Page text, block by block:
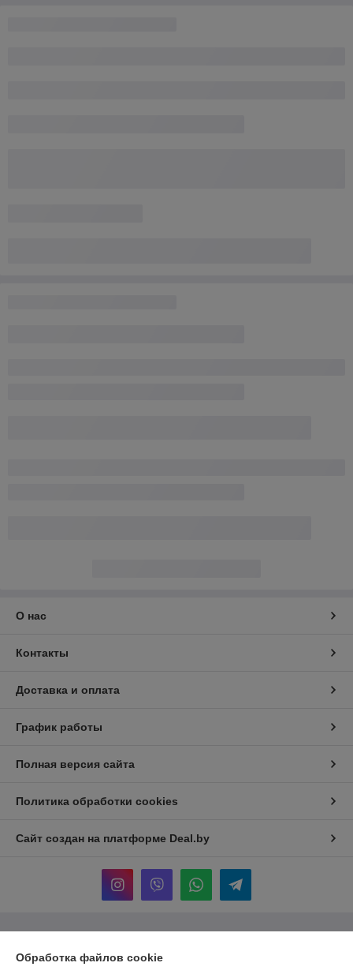
О нас
Контакты
Доставка и оплата
График работы
Полная версия сайта
Политика обработки cookies
Сайт создан на платформе Deal.by
Обработка файлов cookie